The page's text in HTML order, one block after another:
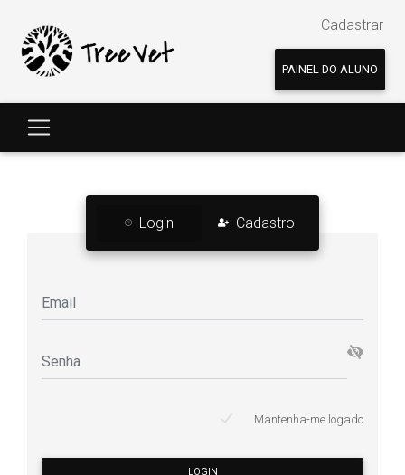
Cadastrar
PAINEL DO ALUNO
Login Cadastro
Mantenha-me logado
LOGIN